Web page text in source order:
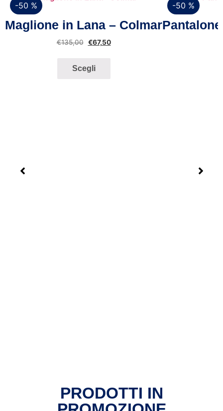
-50 %
Maglione in Lana – Colmar
€135,00 €67,50
Scegli
-50 %
PRODOTTI IN